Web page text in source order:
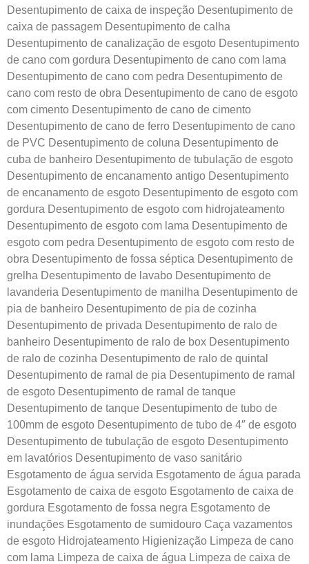
Desentupimento de caixa de inspeção Desentupimento de
caixa de passagem Desentupimento de calha
Desentupimento de canalização de esgoto Desentupimento
de cano com gordura Desentupimento de cano com lama
Desentupimento de cano com pedra Desentupimento de
cano com resto de obra Desentupimento de cano de esgoto
com cimento Desentupimento de cano de cimento
Desentupimento de cano de ferro Desentupimento de cano
de PVC Desentupimento de coluna Desentupimento de
cuba de banheiro Desentupimento de tubulação de esgoto
Desentupimento de encanamento antigo Desentupimento
de encanamento de esgoto Desentupimento de esgoto com
gordura Desentupimento de esgoto com hidrojateamento
Desentupimento de esgoto com lama Desentupimento de
esgoto com pedra Desentupimento de esgoto com resto de
obra Desentupimento de fossa séptica Desentupimento de
grelha Desentupimento de lavabo Desentupimento de
lavanderia Desentupimento de manilha Desentupimento de
pia de banheiro Desentupimento de pia de cozinha
Desentupimento de privada Desentupimento de ralo de
banheiro Desentupimento de ralo de box Desentupimento
de ralo de cozinha Desentupimento de ralo de quintal
Desentupimento de ramal de pia Desentupimento de ramal
de esgoto Desentupimento de ramal de tanque
Desentupimento de tanque Desentupimento de tubo de
100mm de esgoto Desentupimento de tubo de 4″ de esgoto
Desentupimento de tubulação de esgoto Desentupimento
em lavatórios Desentupimento de vaso sanitário
Esgotamento de água servida Esgotamento de água parada
Esgotamento de caixa de esgoto Esgotamento de caixa de
gordura Esgotamento de fossa negra Esgotamento de
inundações Esgotamento de sumidouro Caça vazamentos
de esgoto Hidrojateamento Higienização Limpeza de cano
com lama Limpeza de caixa de água Limpeza de caixa de